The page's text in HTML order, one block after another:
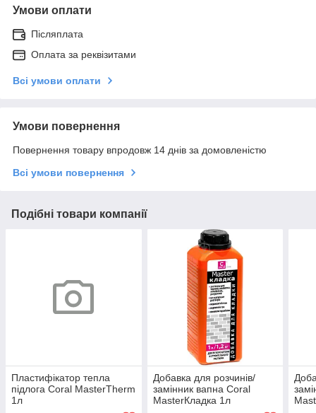
Умови оплати
Післяплата
Оплата за реквізитами
Всі умови оплати
Умови повернення
Повернення товару впродовж 14 днів за домовленістю
Всі умови повернення
Подібні товари компанії
Пластифікатор тепла
підлога Coral MasterTherm
1л
Добавка для розчинів/
замінник вапна Coral
MasterКладка 1л